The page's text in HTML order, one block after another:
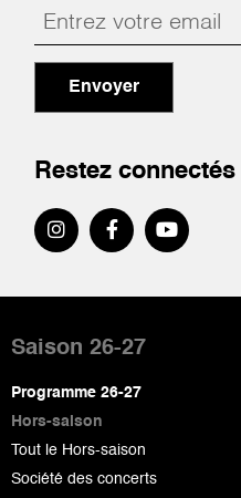
Envoyer
Restez connectés
de
page
Saison 26-27
Programme 26-27
Hors-saison
Tout le Hors-saison
Société des concerts